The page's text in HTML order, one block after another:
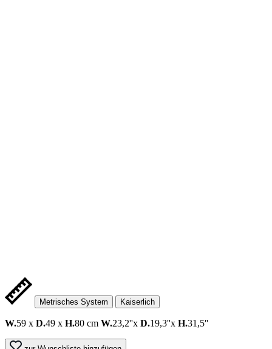
Metrisches System Kaiserlich
W.59 x D.49 x H.80 cm W.23,2''x D.19,3''x H.31,5''